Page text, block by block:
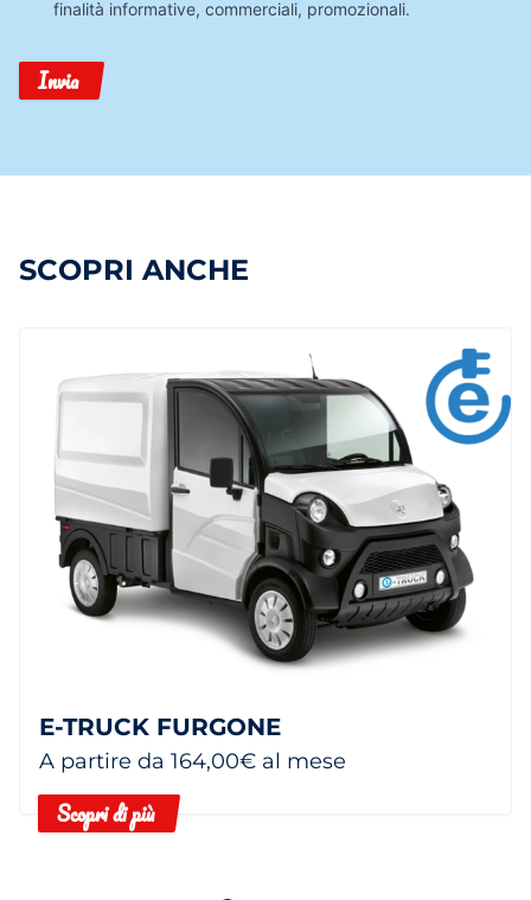
finalità informative, commerciali, promozionali.
Invia
SCOPRI ANCHE
E-TRUCK FURGONE
A partire da 164,00€ al mese
Scopri di più